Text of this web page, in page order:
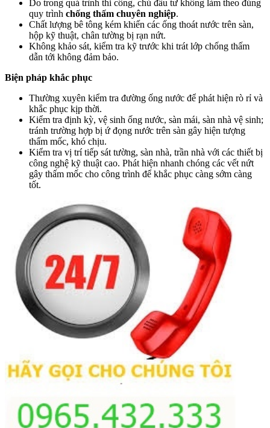
Do trong quá trình thi công, chủ đầu tư không làm theo đúng
quy trình chống thấm chuyên nghiệp.
Chất lượng bê tông kém khiến các ống thoát nước trên sàn,
hộp kỹ thuật, chân tường bị rạn nứt.
Không khảo sát, kiểm tra kỹ trước khi trát lớp chống thấm
dẫn tới không đảm bảo.
Biện pháp khắc phục
Thường xuyên kiểm tra đường ống nước để phát hiện rò rỉ và
khắc phục kịp thời.
Kiểm tra định kỳ, vệ sinh ống nước, sàn mái, sàn nhà vệ sinh;
tránh trường hợp bị ứ đọng nước trên sàn gây hiện tượng
thấm mốc, khó chịu.
Kiểm tra vị trí tiếp sát tường, sàn nhà, trần nhà với các thiết bị
công nghệ kỹ thuật cao. Phát hiện nhanh chóng các vết nứt
gây thấm mốc cho công trình để khắc phục càng sớm càng
tốt.